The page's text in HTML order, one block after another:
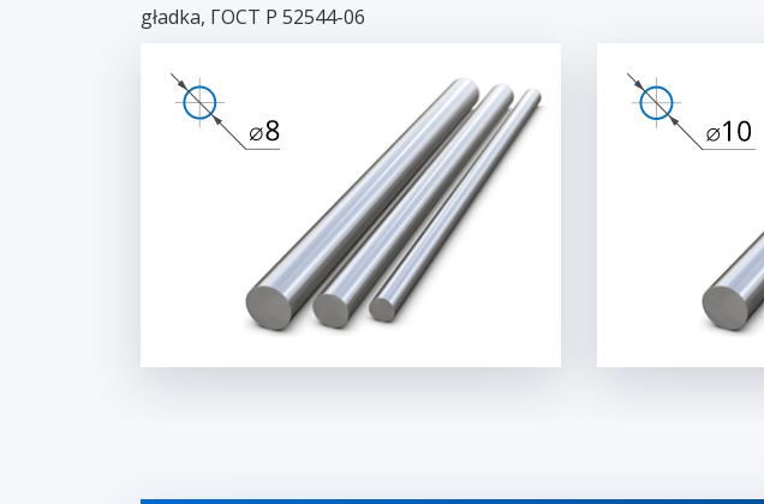
gładka, ГОСТ Р 52544-06